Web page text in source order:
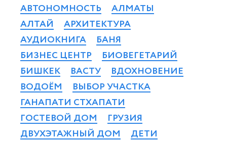
АВТОНОМНОСТЬ
АЛМАТЫ
АЛТАЙ
АРХИТЕКТУРА
АУДИОКНИГА
БАНЯ
БИЗНЕС ЦЕНТР
БИОВЕГЕТАРИЙ
БИШКЕК
ВАСТУ
ВДОХНОВЕНИЕ
ВОДОЁМ
ВЫБОР УЧАСТКА
ГАНАПАТИ СТХАПАТИ
ГОСТЕВОЙ ДОМ
ГРУЗИЯ
ДВУХЭТАЖНЫЙ ДОМ
ДЕТИ